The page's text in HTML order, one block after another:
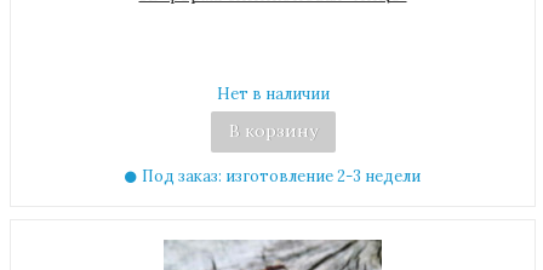
Нет в наличии
В корзину
Под заказ: изготовление 2-3 недели